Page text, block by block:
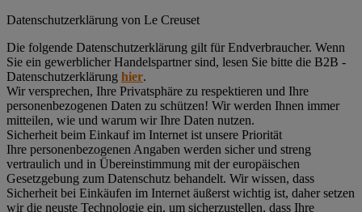
Datenschutz­erklärung von Le Creuset
Die folgende Datenschutzerklärung gilt für Endverbraucher. Wenn
Sie ein gewerblicher Handelspartner sind, lesen Sie bitte die B2B -
Datenschutzerklärung hier.
Wir versprechen, Ihre Privatsphäre zu respektieren und Ihre
personenbezogenen Daten zu schützen! Wir werden Ihnen immer
mitteilen, wie und warum wir Ihre Daten nutzen.
Sicherheit beim Einkauf im Internet ist unsere Priorität
Ihre personenbezogenen Angaben werden sicher und streng
vertraulich und in Übereinstimmung mit der europäischen
Gesetzgebung zum Datenschutz behandelt. Wir wissen, dass
Sicherheit bei Einkäufen im Internet äußerst wichtig ist, daher setzen
wir die neuste Technologie ein, um sicherzustellen, dass Ihre